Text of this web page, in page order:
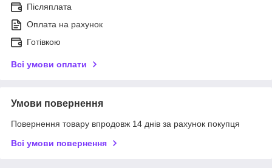
Післяплата
Оплата на рахунок
Готівкою
Всі умови оплати
Умови повернення
Повернення товару впродовж 14 днів за рахунок покупця
Всі умови повернення